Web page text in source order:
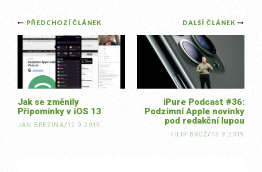
Post
navigation
DALŠÍ ČLÁNEK
iPure Podcast #36:
Podzimní Apple novinky
pod redakční lupou
FILIP BROŽ/ 13.9.2019
PŘEDCHOZÍ ČLÁNEK
Jak se změnily
Připomínky v iOS 13
JAN BŘEZINA/12.9.2019